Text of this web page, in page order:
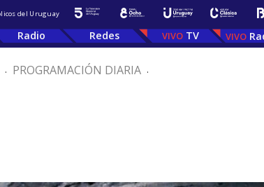
del Uruguay
Radio Redes TV
. PROGRAMACIÓN DIARIA .